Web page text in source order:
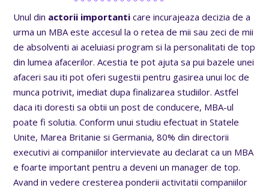
Unul din actorii importanticare incurajeaza decizia de a
urma un MBA este accesul la o retea de mii sau zeci de mii
de absolventi ai aceluiasi program si la personalitati de top
din lumea afacerilor. Acestia te pot ajuta sa pui bazele unei
afaceri sau iti pot oferi sugestii pentru gasirea unui loc de
munca potrivit, imediat dupa finalizarea studiilor. Astfel
daca iti doresti sa obtii un post de conducere, MBA-ul
poate fi solutia. Conform unui studiu efectuat in Statele
Unite, Marea Britanie si Germania, 80% din directorii
executivi ai companiilor intervievate au declarat ca un MBA
e foarte important pentru a deveni un manager de top.
Avand in vedere cresterea ponderii activitatii companiilor